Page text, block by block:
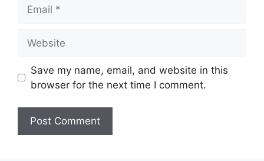
Save my name, email, and website in this
browser for the next time I comment.